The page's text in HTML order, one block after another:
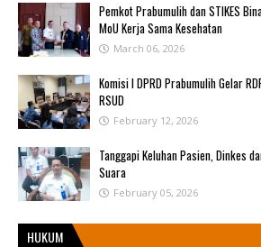
Pemkot Prabumulih dan STIKES
MoU Kerja Sama Kesehatan
March 06, 2026
Komisi I DPRD Prabumulih Gelar
RSUD
February 12, 2026
Tanggapi Keluhan Pasien, Dinkes
Suara
February 05, 2026
HUKUM